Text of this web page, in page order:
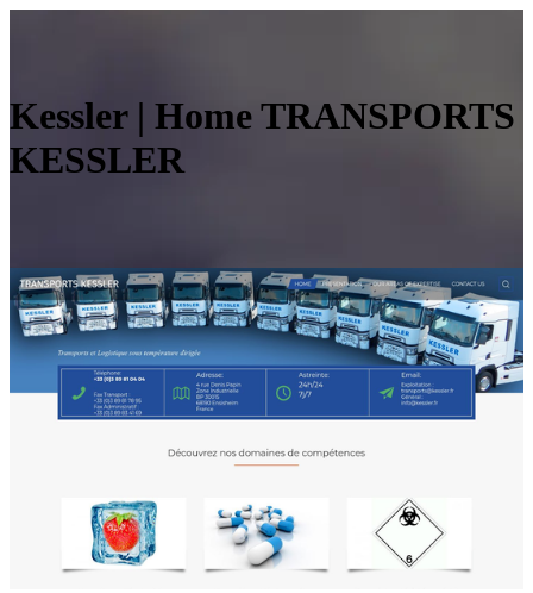
Kessler | Home TRANSPORTS
KESSLER